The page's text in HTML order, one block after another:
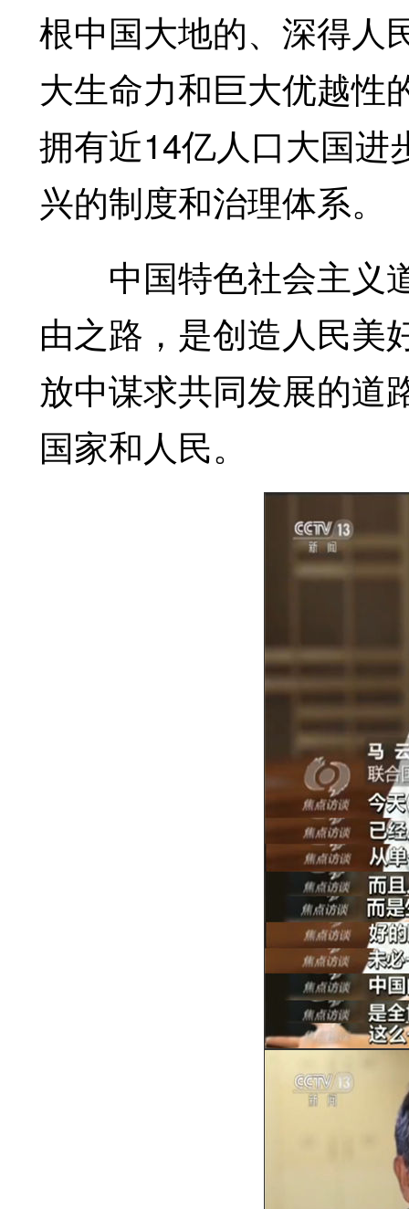
根中国大地的、深得人
大生命力和巨大优越性
拥有近14亿人口大国进
兴的制度和治理体系。
中国特色社会主义
由之路，是创造人民美
放中谋求共同发展的道
国家和人民。